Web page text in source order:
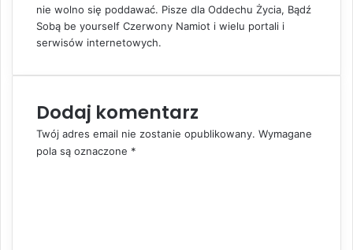
nie wolno się poddawać. Pisze dla Oddechu Życia, Bądź
Sobą be yourself Czerwony Namiot i wielu portali i
serwisów internetowych.
Dodaj komentarz
Twój adres email nie zostanie opublikowany. Wymagane
pola są oznaczone *